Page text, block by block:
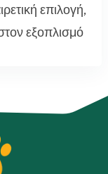
επιλογή,
εξοπλισμό